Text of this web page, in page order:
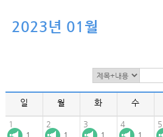
12월
2023년 01월
일 월 화 수
1 2 3 4 5